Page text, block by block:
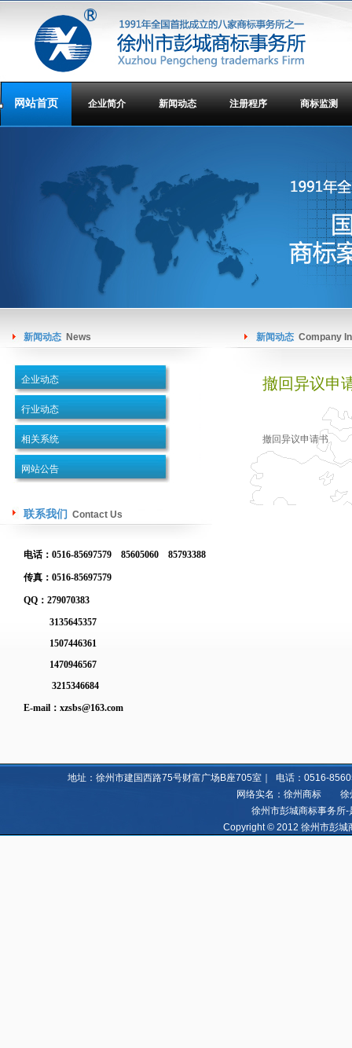
网站首页 企业简介 新闻动态 注册程序 商标监测
新闻动态 News
企业动态
行业动态
相关系统
网站公告
联系我们 Contact Us
电话：0516-85697579 85605060 85793388
传真：0516-85697579
QQ：279070383
3135645357
1507446361
1470946567
3215346684
E-mail： xzsbs@163.com
新闻动态 Company
撤回异议申
撤回异议申请书
地址：徐州市建国西路75号财富广场B座705室｜ 电话：0516-
网络实名：徐州商标 徐
徐州市彭城商标事务所-
Copyright © 2012 徐州市彭